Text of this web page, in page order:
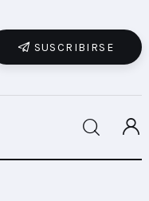
SUSCRIBIRSE